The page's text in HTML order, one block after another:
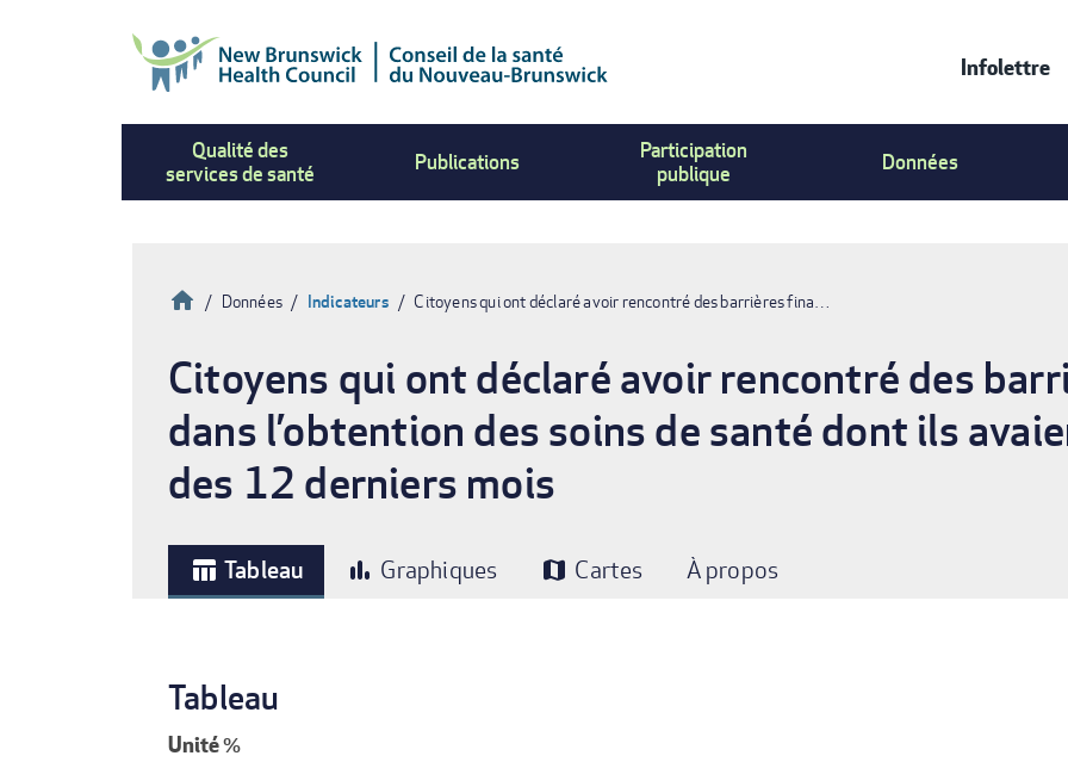
Menu
Infolettre
Qualité des
services de santé
Publications
Participation
publique
Données
Fil
d'Ariane
Accueil
Données Indicateurs Citoyens qui ont déclaré avoir rencontré des barrières fina…
Citoyens qui ont déclaré avoir rencontré des
dans l’obtention des soins de santé dont ils
des 12 derniers mois
table_chart Tableau bar_chart Graphiques map Cartes À propos
Tableau
Unité%